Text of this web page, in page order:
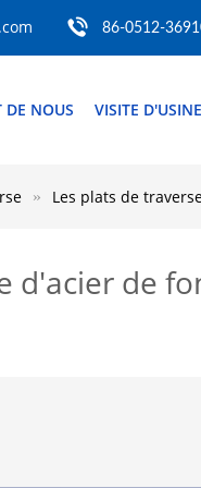
86-0512-
DE NOUS VISITE D'USINE
Les plats de
d'acier de